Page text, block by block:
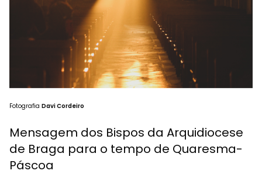
Fotografia Davi Cordeiro
Mensagem dos Bispos da Arquidiocese
de Braga para o tempo de Quaresma-
Páscoa